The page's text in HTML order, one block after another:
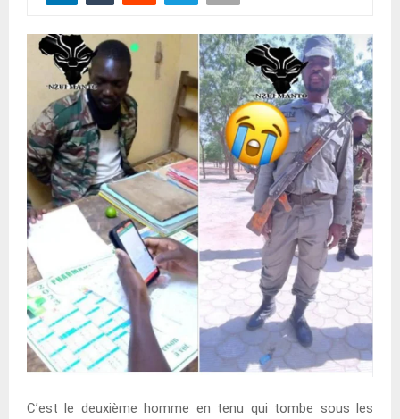
C’est le deuxième homme en tenu qui tombe sous les